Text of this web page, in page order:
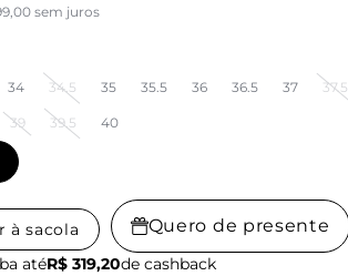
sem juros
34 34.5 35 35.5 36 36.5 37 37.5
39 39.5 40
à sacola Quero de presente
atéR$ 319,20de cashback